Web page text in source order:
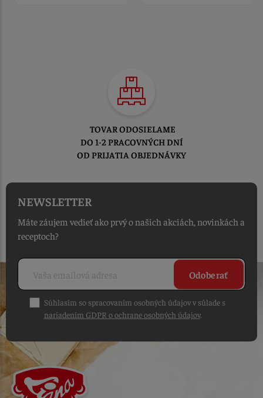
TOVAR ODOSIELAME
DO 1-2 PRACOVNÝCH DNÍ
OD PRIJATIA OBJEDNÁVKY
NEWSLETTER
Máte záujem vedieť ako prvý o našich akciách, novinkách a
receptoch?
Odoberať
Súhlasím so spracovaním osobných údajov v súlade s
nariadením GDPR o ochrane osobných údajov.